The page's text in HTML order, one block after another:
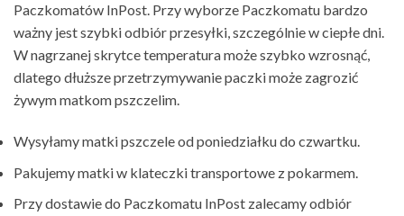
Paczkomatów InPost. Przy wyborze Paczkomatu bardzo
ważny jest szybki odbiór przesyłki, szczególnie w ciepłe dni.
W nagrzanej skrytce temperatura może szybko wzrosnąć,
dlatego dłuższe przetrzymywanie paczki może zagrozić
żywym matkom pszczelim.
Wysyłamy matki pszczele od poniedziałku do czwartku.
Pakujemy matki w klateczki transportowe z pokarmem.
Przy dostawie do Paczkomatu InPost zalecamy odbiór